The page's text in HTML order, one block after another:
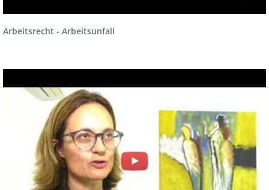
Arbeitsrecht - Arbeitsunfall